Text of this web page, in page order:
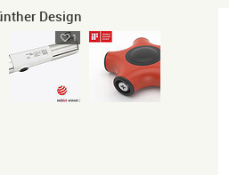
Design
1